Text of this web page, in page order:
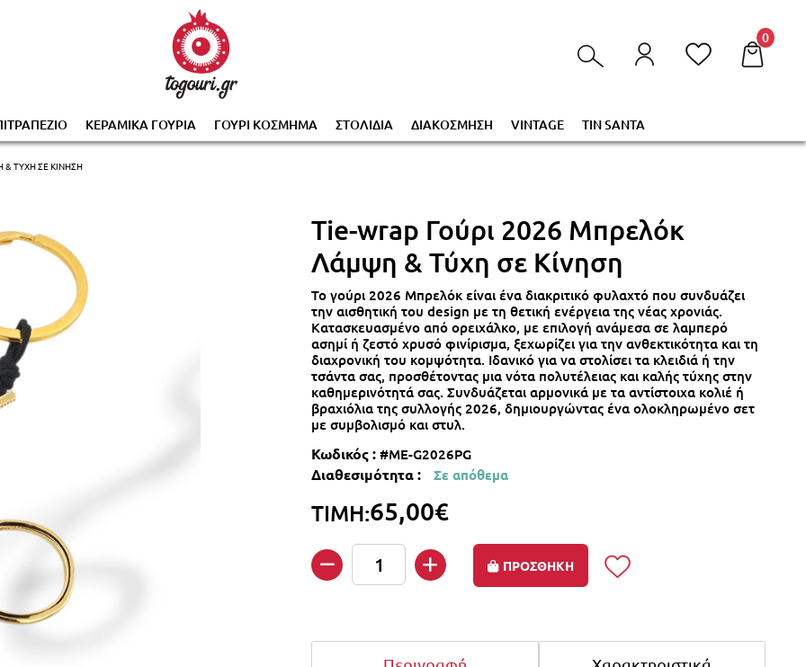
με την αγορά 2 ή περισσότερων γουριών, αυτόματα στο καλάθι σας!
0
ΚΕΡΑΜΙΚΑ ΓΟΥΡΙΑ ΓΟΥΡΙ ΚΟΣΜΗΜΑ ΣΤΟΛΙΔΙΑ ΔΙΑΚΟΣΜΗΣΗ VINTAGE TIN SANTA
ΤΎΧΗ ΣΕ ΚΊΝΗΣΗ
Tie-wrap Γούρι 2026 Μπρελόκ
Λάμψη & Τύχη σε Κίνηση
Το γούρι 2026 Μπρελόκ είναι ένα διακριτικό φυλαχτό που συνδυάζει
την αισθητική του design με τη θετική ενέργεια της νέας χρονιάς.
Κατασκευασμένο από ορειχάλκο, με επιλογή ανάμεσα σε λαμπερό
ασημί ή ζεστό χρυσό φινίρισμα, ξεχωρίζει για την ανθεκτικότητα και τη
διαχρονική του κομψότητα. Ιδανικό για να στολίσει τα κλειδιά ή την
τσάντα σας, προσθέτοντας μια νότα πολυτέλειας και καλής τύχης στην
καθημερινότητά σας. Συνδυάζεται αρμονικά με τα αντίστοιχα κολιέ ή
βραχιόλια της συλλογής 2026, δημιουργώντας ένα ολοκληρωμένο σετ
με συμβολισμό και στυλ.
Κωδικός : #ME-G2026PG
Διαθεσιμότητα : Σε απόθεμα
ΤΙΜΗ:65,00€
ΠΡΟΣΘΗΚΗ